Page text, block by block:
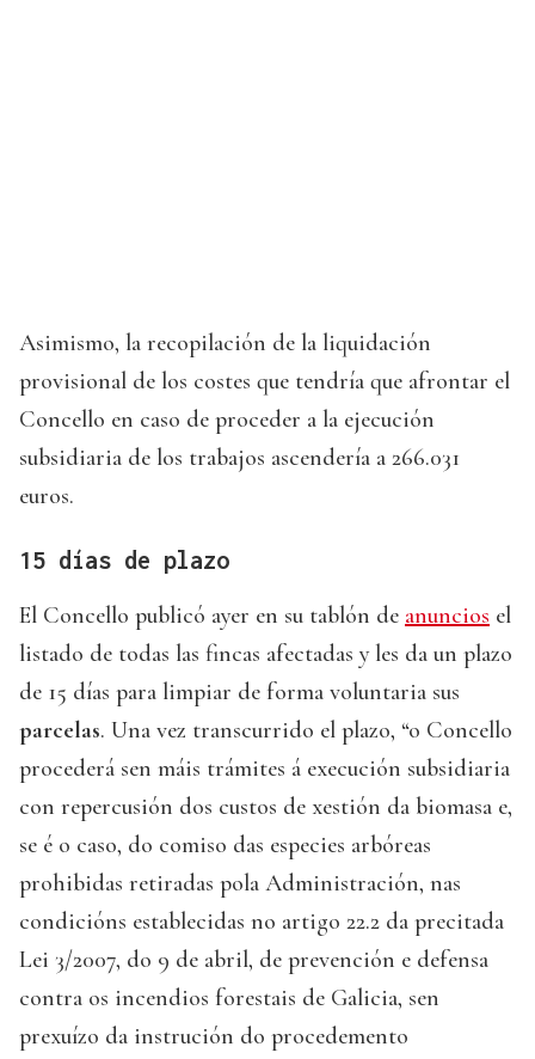
Asimismo, la recopilación de la liquidación
provisional de los costes que tendría que afrontar el
Concello en caso de proceder a la ejecución
subsidiaria de los trabajos ascendería a 266.031
euros.
15 días de plazo
El Concello publicó ayer en su tablón de anuncios el
listado de todas las fincas afectadas y les da un plazo
de 15 días para limpiar de forma voluntaria sus
parcelas. Una vez transcurrido el plazo, “o Concello
procederá sen máis trámites á execución subsidiaria
con repercusión dos custos de xestión da biomasa e,
se é o caso, do comiso das especies arbóreas
prohibidas retiradas pola Administración, nas
condicións establecidas no artigo 22.2 da precitada
Lei 3/2007, do 9 de abril, de prevención e defensa
contra os incendios forestais de Galicia, sen
prexuízo da instrución do procedemento